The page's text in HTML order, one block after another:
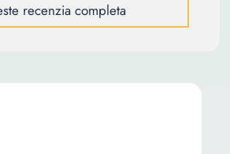
recenzia completa